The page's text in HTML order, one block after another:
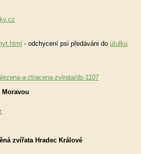
- odchycení psi předáváni do útulku
a-ztracena-zvirata/ds-1107
zvířata Hradec Králové